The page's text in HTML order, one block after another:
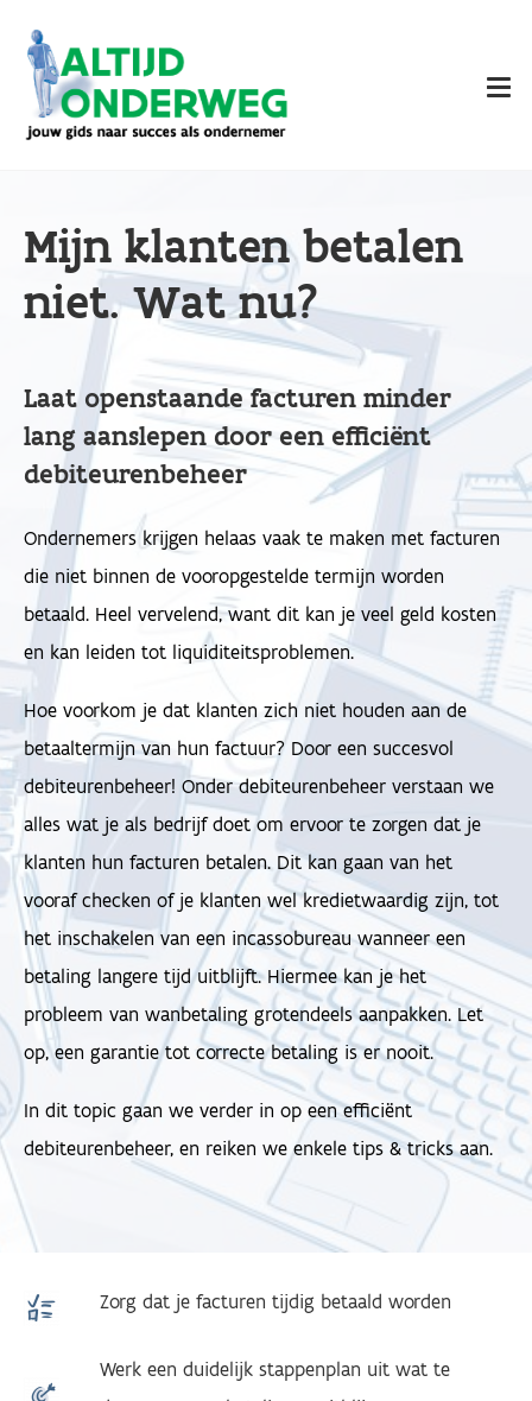
naar
Mijn klanten betalen
niet. Wat nu?
Laat openstaande facturen minder
lang aanslepen door een efficiënt
debiteurenbeheer
Ondernemers krijgen helaas vaak te maken met facturen
die niet binnen de vooropgestelde termijn worden
betaald. Heel vervelend, want dit kan je veel geld kosten
en kan leiden tot liquiditeitsproblemen.
Hoe voorkom je dat klanten zich niet houden aan de
betaaltermijn van hun factuur? Door een succesvol
debiteurenbeheer! Onder debiteurenbeheer verstaan we
alles wat je als bedrijf doet om ervoor te zorgen dat je
klanten hun facturen betalen. Dit kan gaan van het
vooraf checken of je klanten wel kredietwaardig zijn, tot
het inschakelen van een incassobureau wanneer een
betaling langere tijd uitblijft. Hiermee kan je het
probleem van wanbetaling grotendeels aanpakken. Let
op, een garantie tot correcte betaling is er nooit.
In dit topic gaan we verder in op een efficiënt
debiteurenbeheer, en reiken we enkele tips & tricks aan.
Zorg dat je facturen tijdig betaald worden
Werk een duidelijk stappenplan uit wat te